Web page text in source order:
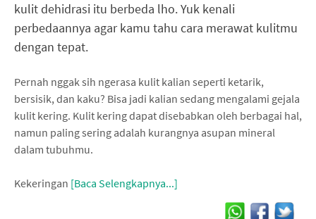
kulit dehidrasi itu berbeda lho. Yuk kenali
perbedaannya agar kamu tahu cara merawat kulitmu
dengan tepat.
Pernah nggak sih ngerasa kulit kalian seperti ketarik,
bersisik, dan kaku? Bisa jadi kalian sedang mengalami gejala
kulit kering. Kulit kering dapat disebabkan oleh berbagai hal,
namun paling sering adalah kurangnya asupan mineral
dalam tubuhmu.
Kekeringan [Baca Selengkapnya...]